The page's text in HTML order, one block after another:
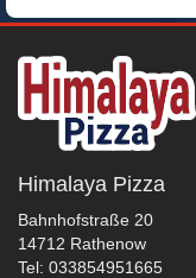
Himalaya Pizza
Bahnhofstraße 20
14712 Rathenow
Tel: 033854951665